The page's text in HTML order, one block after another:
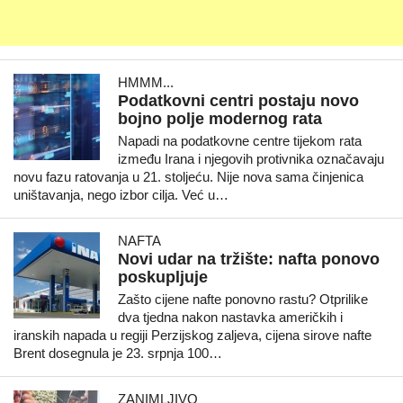
HMMM...
Podatkovni centri postaju novo
bojno polje modernog rata
Napadi na podatkovne centre tijekom rata
između Irana i njegovih protivnika označavaju
novu fazu ratovanja u 21. stoljeću. Nije nova sama činjenica
uništavanja, nego izbor cilja. Već u…
NAFTA
Novi udar na tržište: nafta ponovo
poskupljuje
Zašto cijene nafte ponovno rastu? Otprilike
dva tjedna nakon nastavka američkih i
iranskih napada u regiji Perzijskog zaljeva, cijena sirove nafte
Brent dosegnula je 23. srpnja 100…
ZANIMLJIVO